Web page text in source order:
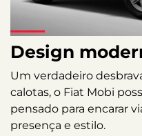
Design
Um verdadeiro
calotas, o Fiat Mobi
pensado para encarar
presença e estilo.